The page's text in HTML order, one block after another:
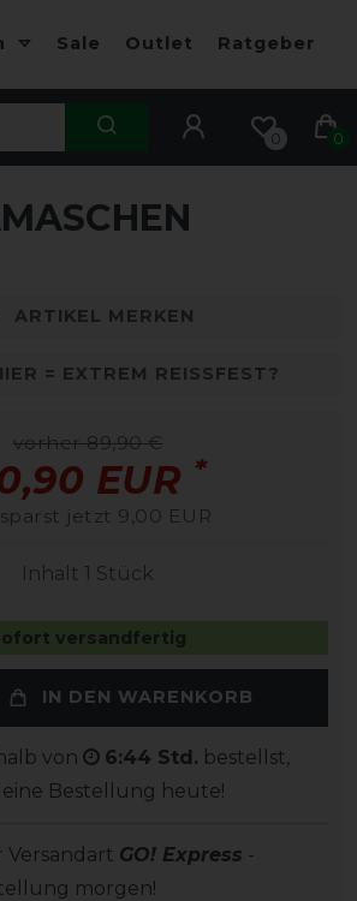
Sale Outlet Ratgeber
0 0
ARTIKEL MERKEN
= EXTREM REISSFEST?
vorher 89,90 €
EUR *
jetzt 9,00 EUR
Inhalt 1 Stück
versandfertig
IN DEN WARENKORB
von 6:44 Std. bestellst,
Bestellung heute!
Versandart GO! Express -
morgen!